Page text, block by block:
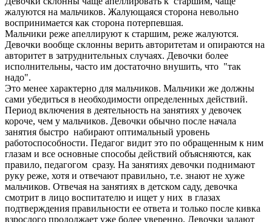
жалуются на мальчиков. Жалующаяся сторона невольно
воспринимается как сторона потерпевшая.
Мальчики реже апеллируют к старшим, реже жалуются.
Девочки вообще склонны верить авторитетам и опираются на
авторитет в затруднительных случаях. Девочки более
исполнительны, часто им достаточно внушить, что "так
надо".
Это менее характерно для мальчиков. Мальчики же должны
сами убедиться в необходимости определенных действий.
Период включения в деятельность на занятиях у девочек
короче, чем у мальчиков. Девочки обычно после начала
занятия быстро набирают оптимальный уровень
работоспособности. Педагог видит это по обращенным к ним
глазам и все основные способы действий объясняются, как
правило, педагогом сразу. На занятиях девочки поднимают
руку реже, хотя и отвечают правильно, т.е. знают не хуже
мальчиков. Отвечая на занятиях в детском саду, девочка
смотрит в лицо воспитателю и ищет у них в глазах
подтверждения правильности ее ответа и только после кивка
взрослого продолжает уже более уверенно. Девочки задают